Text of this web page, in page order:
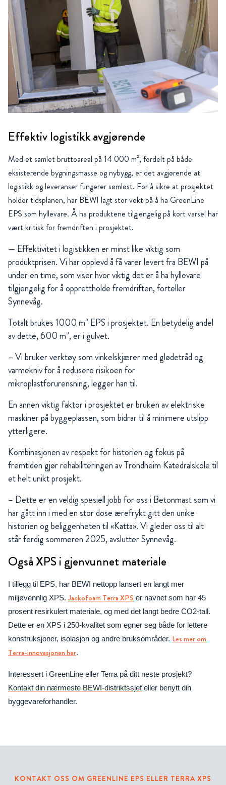
Effektiv logistikk avgjørende
Med et samlet bruttoareal på 14 000 m², fordelt på både
eksisterende bygningsmasse og nybygg, er det avgjørende at
logistikk og leveranser fungerer sømløst. For å sikre at prosjektet
holder tidsplanen, har BEWI lagt stor vekt på å ha GreenLine
EPS som hyllevare. Å ha produktene tilgjengelig på kort varsel har
vært kritisk for fremdriften i prosjektet.
— Effektivitet i logistikken er minst like viktig som
produktprisen. Vi har opplevd å få varer levert fra BEWI på
under en time, som viser hvor viktig det er å ha hyllevare
tilgjengelig for å opprettholde fremdriften, forteller
Synnevåg.
Totalt brukes 1000 m³ EPS i prosjektet. En betydelig andel
av dette, 600 m³, er i gulvet.
– Vi bruker verktøy som vinkelskjærer med glødetråd og
varmekniv for å redusere risikoen for
mikroplastforurensning, legger han til.
En annen viktig faktor i prosjektet er bruken av elektriske
maskiner på byggeplassen, som bidrar til å minimere utslipp
ytterligere.
Kombinasjonen av respekt for historien og fokus på
fremtiden gjør rehabiliteringen av Trondheim Katedralskole til
et helt unikt prosjekt.
– Dette er en veldig spesiell jobb for oss i Betonmast som vi
har gått inn i med en stor dose ærefrykt gitt den unike
historien og beliggenheten til «Katta». Vi gleder oss til alt
står ferdig sommeren 2025, avslutter Synnevåg.
Også XPS i gjenvunnet materiale
I tillegg til EPS, har BEWI nettopp lansert en langt mer
miljøvennlig XPS. Jackofoam Terra XPS er navnet som har 45
prosent resirkulert materiale, og med det langt bedre CO2-tall.
Dette er en XPS i 250-kvalitet som egner seg både for lettere
konstruksjoner, isolasjon og andre bruksområder. Les mer om
Terra-innovasjonen her.
Interessert i GreenLine eller Terra på ditt neste prosjekt?
Kontakt din nærmeste BEWI-distriktssjef eller benytt din
byggevareforhandler.
KONTAKT OSS OM GREENLINE EPS ELLER TERRA XPS